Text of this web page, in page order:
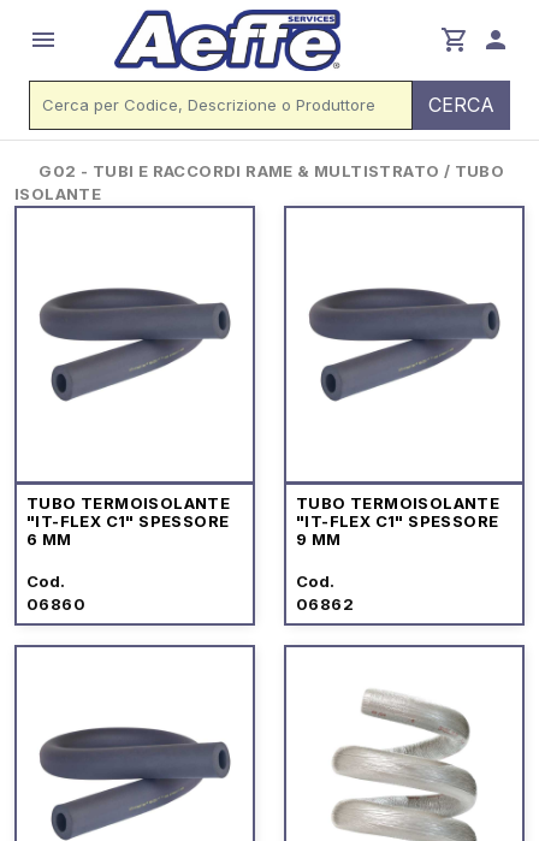
menu shopping_cart person
CERCA
G02 - TUBI E RACCORDI RAME & MULTISTRATO / TUBO
ISOLANTE
TUBO TERMOISOLANTE
"IT-FLEX C1" SPESSORE
6 MM
Cod.
06860
TUBO TERMOISOLANTE
"IT-FLEX C1" SPESSORE
9 MM
Cod.
06862